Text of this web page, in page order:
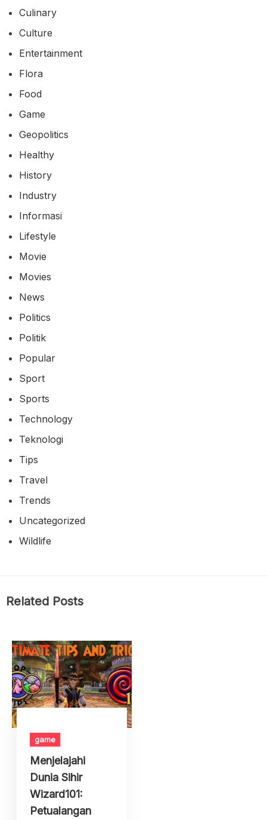
Culinary
Culture
Entertainment
Flora
Food
Game
Geopolitics
Healthy
History
Industry
Informasi
Lifestyle
Movie
Movies
News
Politics
Politik
Popular
Sport
Sports
Technology
Teknologi
Tips
Travel
Trends
Uncategorized
Wildlife
Related Posts
game
Menjelajahi
Dunia Sihir
Wizard101:
Petualangan